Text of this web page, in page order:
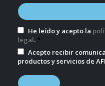
He leído y acepto la
legal. *
Acepto recibir
productos y servicios de